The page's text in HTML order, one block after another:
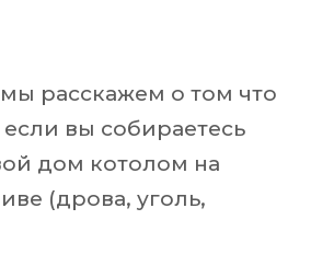
расскажем о том что
если вы собираетесь
дом котолом на
(дрова, уголь,